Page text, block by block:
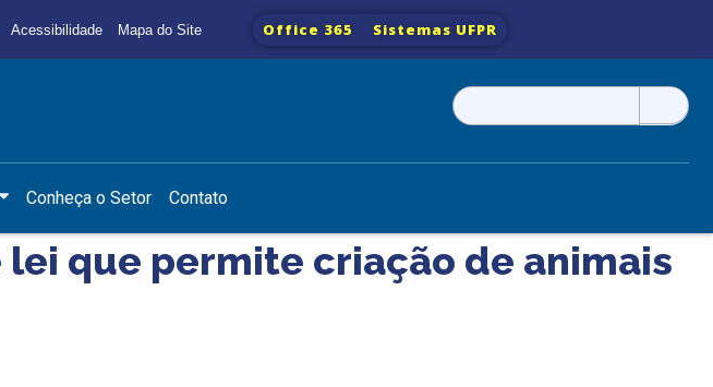
Acessibilidade Mapa do Site Office 365 Sistemas UFPR
Pesquisar
por:
Conheça o Setor Contato
que permite criação de animais